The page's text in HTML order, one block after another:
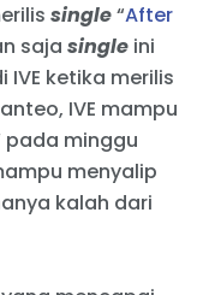
single“After
saja single ini
ketika merilis
IVE mampu
pada minggu
menyalip
kalah dari